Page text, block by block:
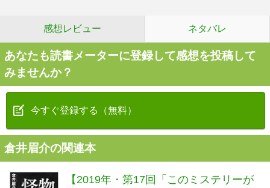
感想レビュー ネタバレ
あなたも読書メーターに登録して感想を投稿して
みませんか？
今すぐ登録する（無料）
倉井眉介の関連本
【2019年・第17回「このミステリーが